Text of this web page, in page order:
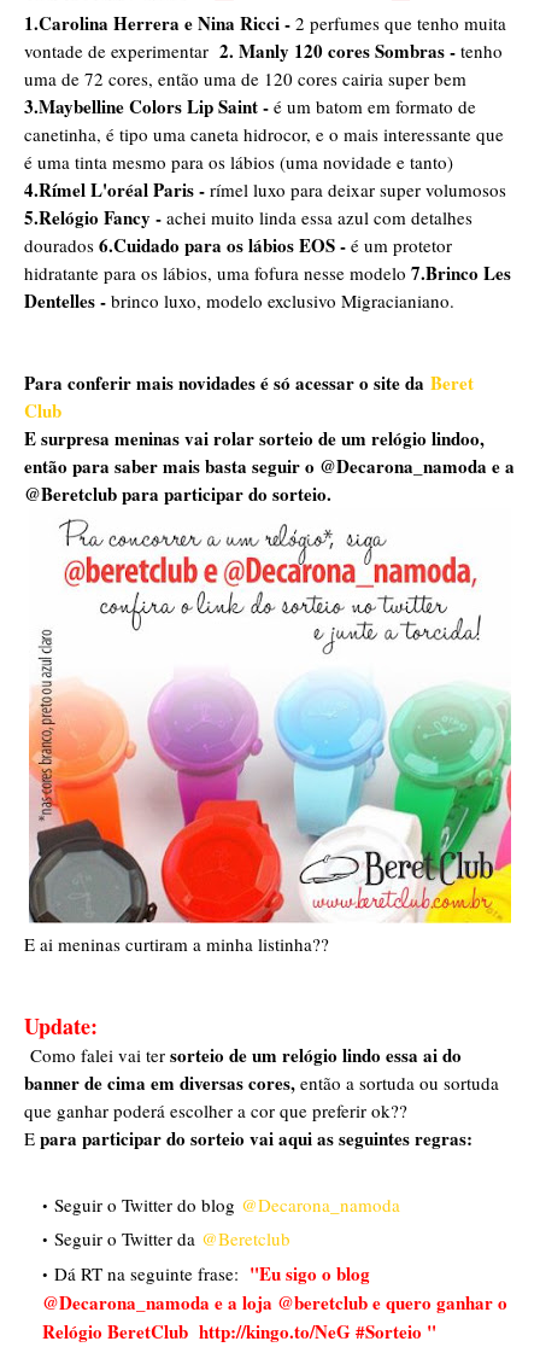
1.Carolina Herrera e Nina Ricci - 2 perfumes que tenho muita
vontade de experimentar 2. Manly 120 cores Sombras - tenho
uma de 72 cores, então uma de 120 cores cairia super bem
3.Maybelline Colors Lip Saint - é um batom em formato de
canetinha, é tipo uma caneta hidrocor, e o mais interessante que
é uma tinta mesmo para os lábios (uma novidade e tanto)
4.Rímel L'oréal Paris - rímel luxo para deixar super volumosos
5.Relógio Fancy - achei muito linda essa azul com detalhes
dourados 6.Cuidado para os lábios EOS - é um protetor
hidratante para os lábios, uma fofura nesse modelo 7.Brinco Les
Dentelles - brinco luxo, modelo exclusivo Migracianiano.
Para conferir mais novidades é só acessar o site da Beret
Club
E surpresa meninas vai rolar sorteio de um relógio lindoo,
então para saber mais basta seguir o @Decarona_namoda e a
@Beretclub para participar do sorteio.
E ai meninas curtiram a minha listinha??
Update:
Como falei vai ter sorteio de um relógio lindo essa ai do
banner de cima em diversas cores, então a sortuda ou sortuda
que ganhar poderá escolher a cor que preferir ok??
E para participar do sorteio vai aqui as seguintes regras:
Seguir o Twitter do blog @Decarona_namoda
Seguir o Twitter da @Beretclub
Dá RT na seguinte frase: "Eu sigo o blog
@Decarona_namoda e a loja @beretclub e quero ganhar o
Relógio BeretClub http://kingo.to/NeG #Sorteio "